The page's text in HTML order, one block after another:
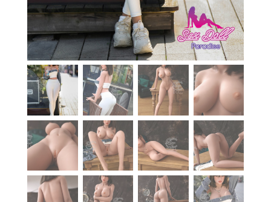
Paiement
Contact
Livraison
À propos
Blog